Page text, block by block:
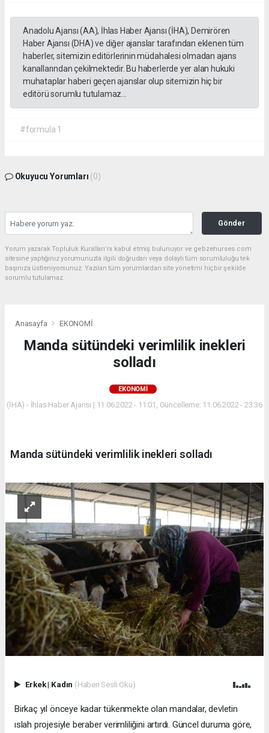
Anadolu Ajansı (AA), İhlas Haber Ajansı (İHA), Demirören
Haber Ajansı (DHA) ve diğer ajanslar tarafından eklenen tüm
haberler, sitemizin editörlerinin müdahalesi olmadan ajans
kanallarından çekilmektedir. Bu haberlerde yer alan hukuki
muhataplar haberi geçen ajanslar olup sitemizin hiç bir
editörü sorumlu tutulamaz...
#formula 1
Okuyucu Yorumları (0)
Gönder
Yorum yazarak Topluluk Kuralları’nı kabul etmiş bulunuyor ve gebzehurses.com
sitesine yaptığınız yorumunuzla ilgili doğrudan veya dolaylı tüm sorumluluğu tek
başınıza üstleniyorsunuz. Yazılan tüm yorumlardan site yönetimi hiçbir şekilde
sorumlu tutulamaz.
Anasayfa EKONOMİ
Manda sütündeki verimlilik inekleri
solladı
EKONOMİ
(İHA) - İhlas Haber Ajansı | 11.06.2022 - 11:01, Güncelleme: 11.06.2022 - 23:36
Manda sütündeki verimlilik inekleri solladı
Erkek| Kadın (Haberi Sesli Oku)
Birkaç yıl önceye kadar tükenmekte olan mandalar, devletin
ıslah projesiyle beraber verimliliğini artırdı. Güncel duruma göre,